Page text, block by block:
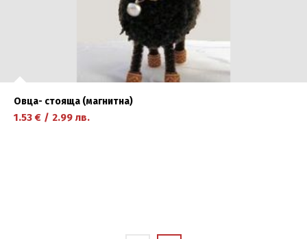
Овца- стояща (магнитна)
1.53 € / 2.99 лв.